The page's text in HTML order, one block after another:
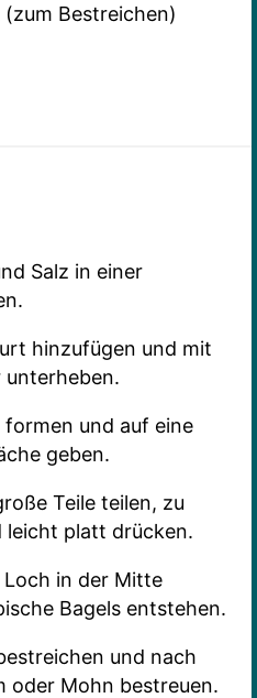
Bestreichen)
Salz in einer
hinzufügen und mit
unterheben.
formen und auf eine
geben.
Teile teilen, zu
leicht platt drücken.
in der Mitte
Bagels entstehen.
und nach
oder Mohn bestreuen.